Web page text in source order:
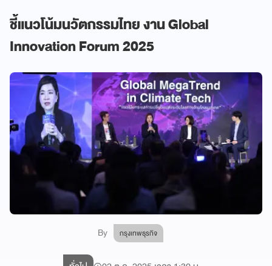
ชี้แนวโน้มนวัตกรรมไทย งาน Global
Innovation Forum 2025
By กรุงเทพธุรกิจ